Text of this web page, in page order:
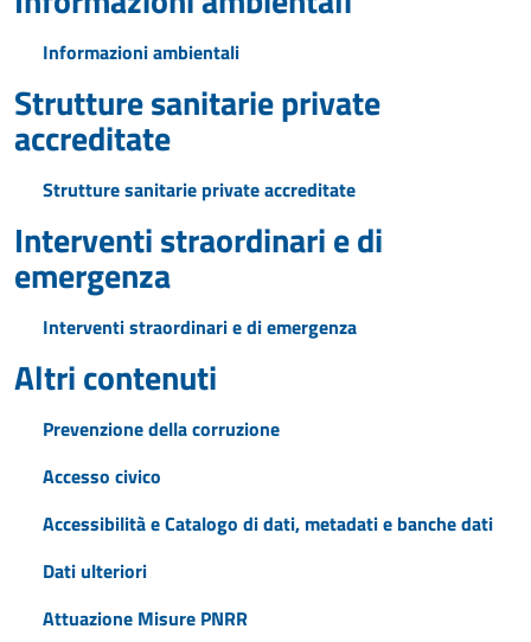
Informazioni ambientali
Strutture sanitarie private
accreditate
Strutture sanitarie private accreditate
Interventi straordinari e di
emergenza
Interventi straordinari e di emergenza
Altri contenuti
Prevenzione della corruzione
Accesso civico
Accessibilità e Catalogo di dati, metadati e banche dati
Dati ulteriori
Attuazione Misure PNRR